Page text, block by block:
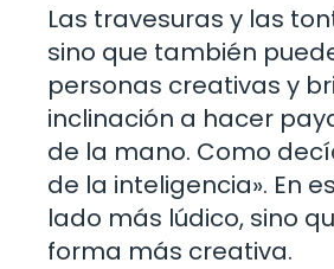
Las travesuras y las
sino que también
personas creativas y
inclinación a hacer
de la mano. Como
de la inteligencia». En
lado más lúdico, sino
forma más creativa.